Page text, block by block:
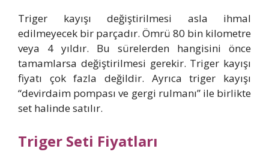
Triger kayışı değiştirilmesi asla ihmal
edilmeyecek bir parçadır. Ömrü 80 bin kilometre
veya 4 yıldır. Bu sürelerden hangisini önce
tamamlarsa değiştirilmesi gerekir. Triger kayışı
fiyatı çok fazla değildir. Ayrıca triger kayışı
“devirdaim pompası ve gergi rulmanı” ile birlikte
set halinde satılır.
Triger Seti Fiyatları